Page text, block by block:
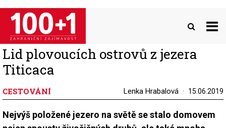
Přejít
hlavnímu
obsahu
Lid plovoucích ostrovů z jezera
Titicaca
CESTOVÁNÍ Lenka Hrabalová 15.06.2019
Nejvýš položené jezero na světě se stalo domovem